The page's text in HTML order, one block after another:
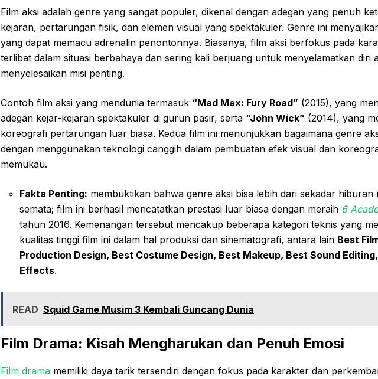
Film aksi adalah genre yang sangat populer, dikenal dengan adegan yang penuh
kejaran, pertarungan fisik, dan elemen visual yang spektakuler. Genre ini
yang dapat memacu adrenalin penontonnya. Biasanya, film aksi berfokus pada
terlibat dalam situasi berbahaya dan sering kali berjuang untuk menyelamatkan diri
menyelesaikan misi penting.
Contoh film aksi yang mendunia termasuk “Mad Max: Fury Road” (2015), yang
adegan kejar-kejaran spektakuler di gurun pasir, serta “John Wick” (2014), yang
koreografi pertarungan luar biasa. Kedua film ini menunjukkan bagaimana genre
dengan menggunakan teknologi canggih dalam pembuatan efek visual dan
memukau.
Fakta Penting: membuktikan bahwa genre aksi bisa lebih dari sekadar hiburan
semata; film ini berhasil mencatatkan prestasi luar biasa dengan meraih 6
tahun 2016. Kemenangan tersebut mencakup beberapa kategori teknis yang
kualitas tinggi film ini dalam hal produksi dan sinematografi, antara lain Best
Production Design, Best Costume Design, Best Makeup, Best Sound
Effects.
READ Squid Game Musim 3 Kembali Guncang Dunia
Film Drama: Kisah Mengharukan dan Penuh Emosi
Film drama memiliki daya tarik tersendiri dengan fokus pada karakter dan